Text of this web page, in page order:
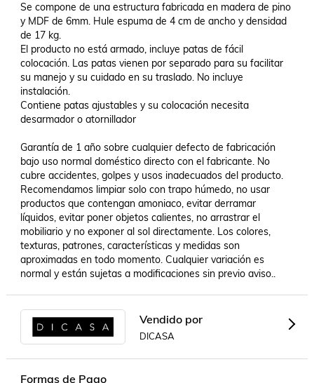
Se compone de una estructura fabricada en madera de pino
y MDF de 6mm. Hule espuma de 4 cm de ancho y densidad
de 17 kg.
El producto no está armado, incluye patas de fácil
colocación. Las patas vienen por separado para su facilitar
su manejo y su cuidado en su traslado. No incluye
instalación.
Contiene patas ajustables y su colocación necesita
desarmador o atornillador
Garantía de 1 año sobre cualquier defecto de fabricación
bajo uso normal doméstico directo con el fabricante. No
cubre accidentes, golpes y usos inadecuados del producto.
Recomendamos limpiar solo con trapo húmedo, no usar
productos que contengan amoniaco, evitar derramar
líquidos, evitar poner objetos calientes, no arrastrar el
mobiliario y no exponer al sol directamente. Los colores,
texturas, patrones, características y medidas son
aproximadas en todo momento. Cualquier variación es
normal y están sujetas a modificaciones sin previo aviso..
Vendido por
DICASA
Formas de Pago